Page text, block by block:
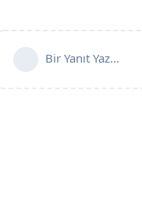
Bir Yanıt Yaz...